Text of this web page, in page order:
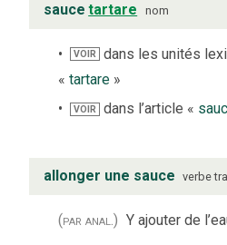
sauce tartare nom
VOIR
dans les unités
« tartare »
VOIR dans l’article «
allonger une sauce verbe
(par anal.) Y ajouter de